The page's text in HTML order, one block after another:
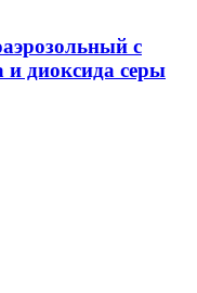
с
и диоксида серы